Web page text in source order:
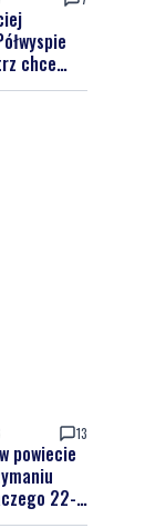
chce
13
powiecie
22-